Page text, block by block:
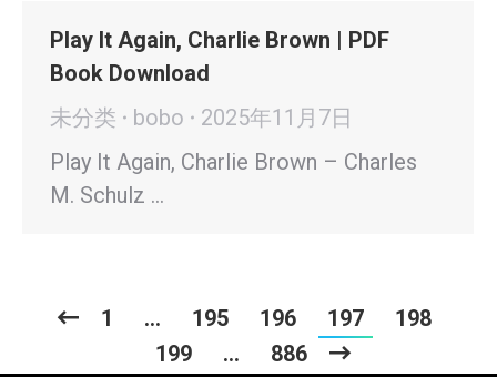
Play It Again, Charlie Brown | PDF
Book Download
未分类
bobo
2025年11月7日
Play It Again, Charlie Brown – Charles
M. Schulz …
1 … 195 196 197
198
199
… 886